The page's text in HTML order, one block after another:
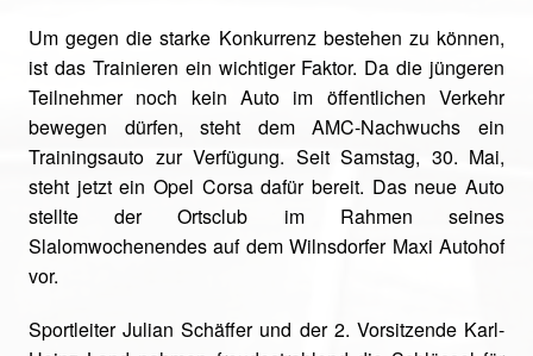
Um gegen die starke Konkurrenz bestehen zu können,
ist das Trainieren ein wichtiger Faktor. Da die jüngeren
Teilnehmer noch kein Auto im öffentlichen Verkehr
bewegen dürfen, steht dem AMC-Nachwuchs ein
Trainingsauto zur Verfügung. Seit Samstag, 30. Mai,
steht jetzt ein Opel Corsa dafür bereit. Das neue Auto
stellte der Ortsclub im Rahmen seines
Slalomwochenendes auf dem Wilnsdorfer Maxi Autohof
vor.
Sportleiter Julian Schäffer und der 2. Vorsitzende Karl-